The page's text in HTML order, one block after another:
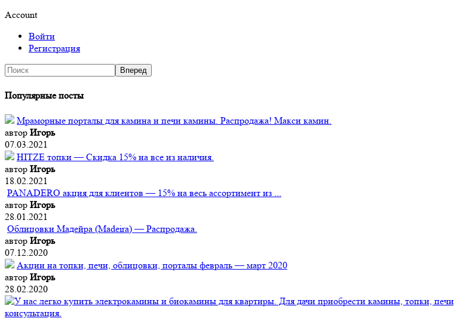
Account
Войти
Регистрация
Популярные посты
Мраморные порталы для камина и печи камины. Распродажа! Макси камин.
автор Игорь
07.03.2021
HITZE топки — Скидка 15% на все из наличия.
автор Игорь
18.02.2021
PANADERO акция для клиентов — 15% на весь ассортимент из ...
автор Игорь
28.01.2021
Облицовки Мадейра (Мadeira) — Распродажа.
автор Игорь
07.12.2020
Акции на топки, печи, облицовки, порталы февраль — март 2020
автор Игорь
28.02.2020